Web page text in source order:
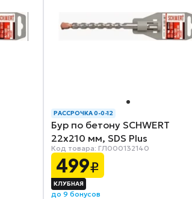
РАССРОЧКА 0-0-12
Бур по бетону SCHWERT
22x210 мм, SDS Plus
Код товара: ГЛ000132140
499₽
до 9 бонусов